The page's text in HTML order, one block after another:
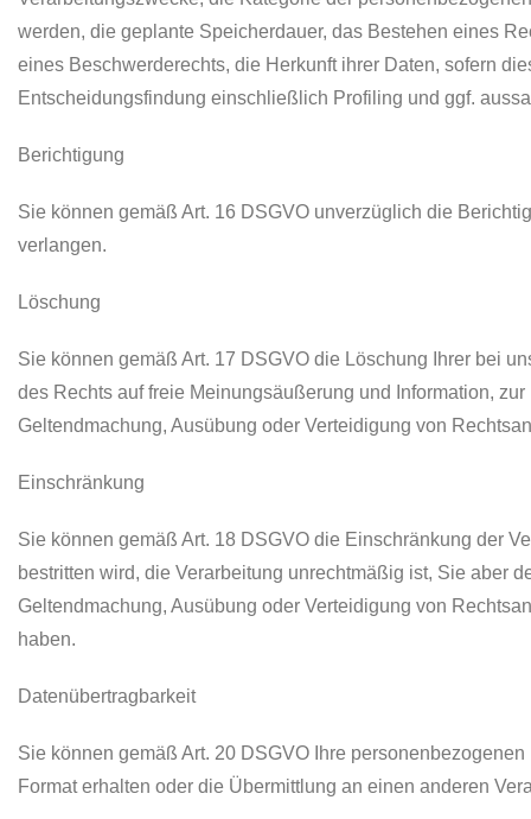
werden, die geplante Speicherdauer, das Bestehen eines
eines Beschwerderechts, die Herkunft ihrer Daten, sofern
Entscheidungsfindung einschließlich Profiling und ggf.
Berichtigung
Sie können gemäß Art. 16 DSGVO unverzüglich die
verlangen.
Löschung
Sie können gemäß Art. 17 DSGVO die Löschung Ihrer bei
des Rechts auf freie Meinungsäußerung und Information,
Geltendmachung, Ausübung oder Verteidigung von
Einschränkung
Sie können gemäß Art. 18 DSGVO die Einschränkung der
bestritten wird, die Verarbeitung unrechtmäßig ist, Sie aber
Geltendmachung, Ausübung oder Verteidigung von
haben.
Datenübertragbarkeit
Sie können gemäß Art. 20 DSGVO Ihre
Format erhalten oder die Übermittlung an einen anderen